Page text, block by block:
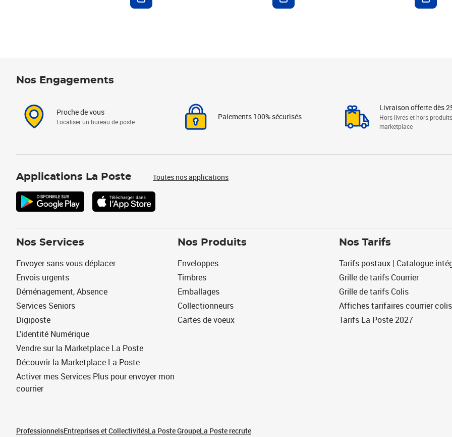
Nos Engagements
Proche de vous
Localiser un bureau de poste
Paiements 100% sécurisés
Livraison offerte dès
Hors livres et hors produits
marketplace
Applications La Poste Toutes nos applications
Nos Services
Envoyer sans vous déplacer
Envois urgents
Déménagement, Absence
Services Seniors
Digiposte
L'identité Numérique
Vendre sur la Marketplace La Poste
Découvrir la Marketplace La Poste
Activer mes Services Plus pour envoyer mon
courrier
Nos Produits
Enveloppes
Timbres
Emballages
Collectionneurs
Cartes de voeux
Nos Tarifs
Tarifs postaux | Catalogue
Grille de tarifs Courrier
Grille de tarifs Colis
Affiches tarifaires courrier colis
Tarifs La Poste 2027
ProfessionnelsEntreprises et CollectivitésLa Poste GroupeLa Poste recrute